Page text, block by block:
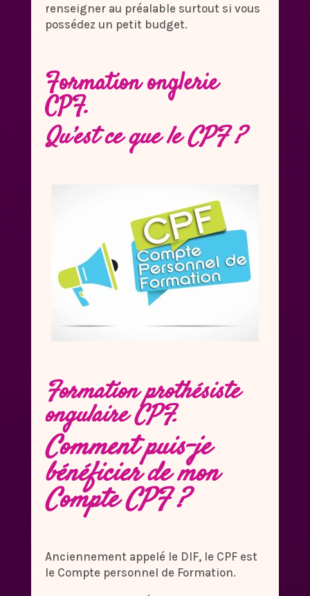
renseigner au préalable surtout si vous
possédez un petit budget.
Formation onglerie
CPF.
Qu’est ce que le CPF ?
Formation prothésiste
ongulaire CPF.
Comment puis-je
bénéficier de mon
Compte CPF ?
Anciennement appelé le DIF, le CPF est
le Compte personnel de Formation.